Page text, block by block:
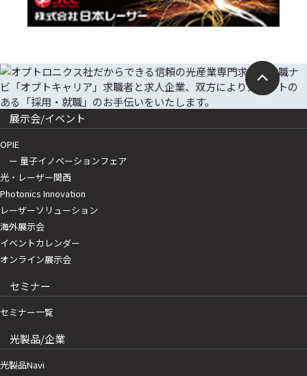
展示会/イベント
OPIE
ー 量子イノベーションフェア
光・レーザー関西
Photonics Innovation
レーザーソリューション
海外展示会
イベントカレンダー
オンライン展示会
セミナー
セミナー一覧
光製品/企業
光製品Navi